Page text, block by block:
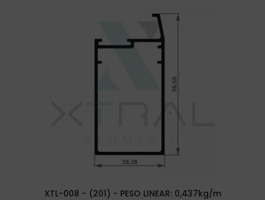
XTL-008 - (201) - PESO LINEAR: 0,437kg/m